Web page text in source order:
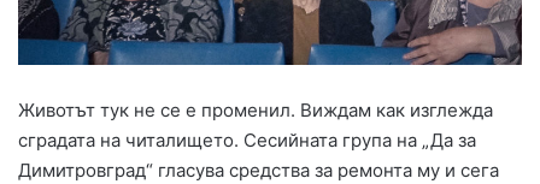
Животът тук не се е променил. Виждам как изглежда
сградата на читалището. Сесийната група на „Да за
Димитровград“ гласува средства за ремонта му и сега